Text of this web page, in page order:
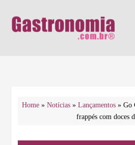
Home» Notícias» Lançamentos» Go
frappés com doces